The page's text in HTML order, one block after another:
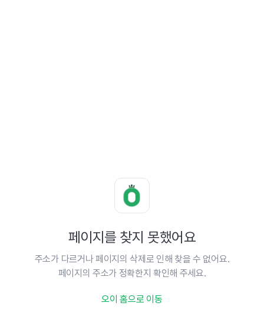
페이지를 찾지 못했어요
주소가 다르거나 페이지의 삭제로 인해 찾을 수 없어요.
페이지의 주소가 정확한지 확인해 주세요.
오이 홈으로 이동